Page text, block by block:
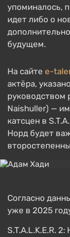
упоминалось,
идет либо о
будущем.
На сайте e-
актёра,
руководством
Naishuller) —
катсцен в
Норд будет
Согласно
уже в 2025
S.T.A.L.K.E.R.